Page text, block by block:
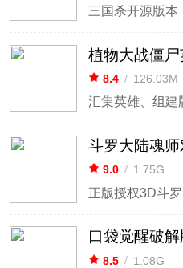
植物大战僵
8.4 / 126.03M
斗罗大陆魂
9.0 / 1.75G
口袋觉醒破
8.5 / 1.08G